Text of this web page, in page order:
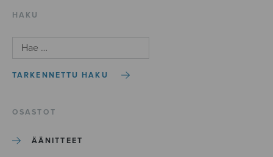
HAKU
TARKENNETTU HAKU
OSASTOT
ÄÄNITTEET